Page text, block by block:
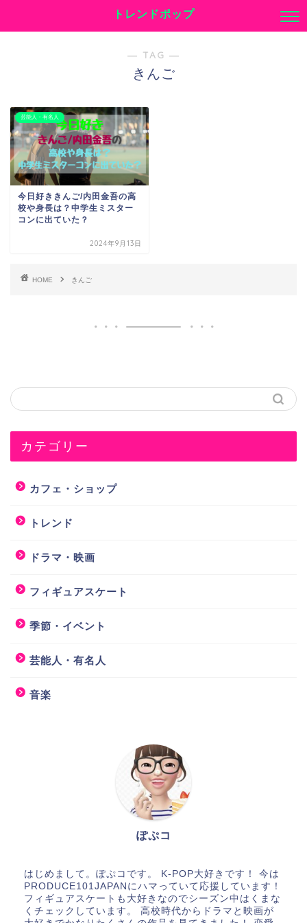
トレンドポップ
― TAG ―
きんご
芸能人・有名人
今日好ききんご/内田金吾の高
校や身長は？中学生ミスター
コンに出ていた？
2024年9月13日
HOME きんご
カテゴリー
カフェ・ショップ
トレンド
ドラマ・映画
フィギュアスケート
季節・イベント
芸能人・有名人
音楽
ぽぷコ
はじめまして。ぽぷコです。 K-POP大好きです！ 今は
PRODUCE101JAPANにハマっていて応援しています！
フィギュアスケートも大好きなのでシーズン中はくまな
くチェックしています。 高校時代からドラマと映画が